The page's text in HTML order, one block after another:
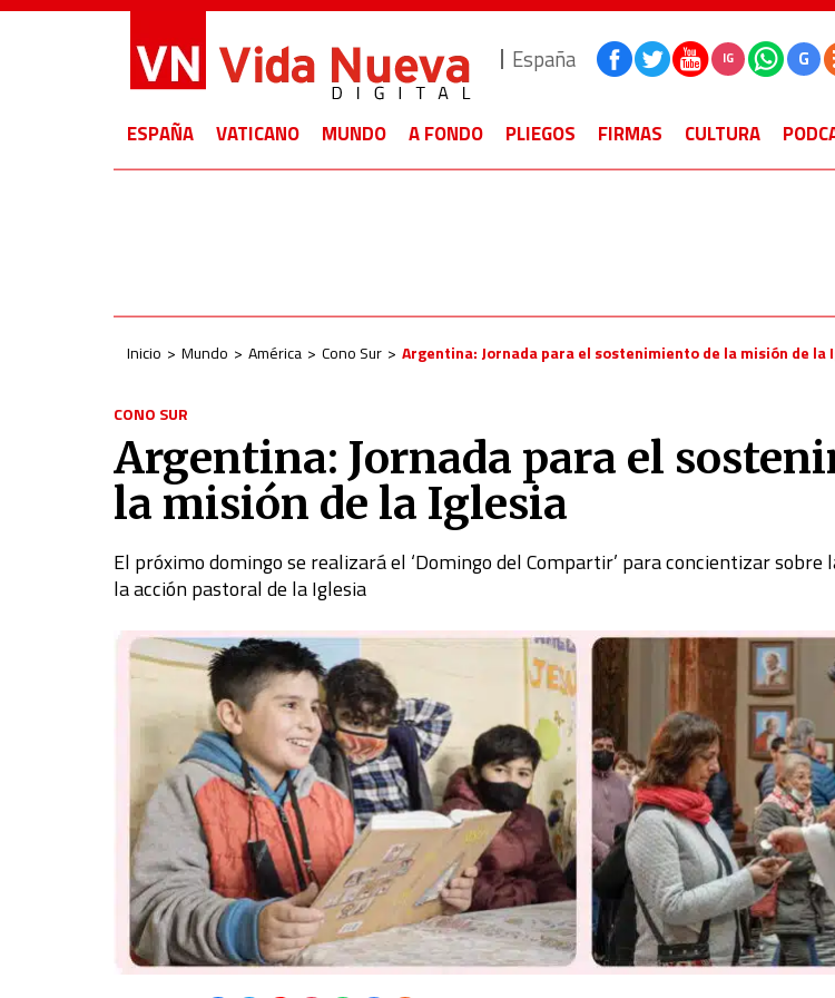
España IG G
ESPAÑA VATICANO MUNDO A FONDO PLIEGOS FIRMAS CULTURA
Inicio Mundo América Cono Sur Argentina: Jornada para el sostenimiento de la misión de la
CONO SUR
Argentina: Jornada para el
la misión de la Iglesia
El próximo domingo se realizará el ‘Domingo del Compartir’ para concientizar
la acción pastoral de la Iglesia